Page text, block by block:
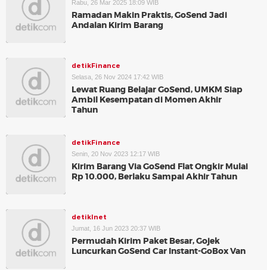
Rabu, 26 Mar 2025 18:09 WIB
Ramadan Makin Praktis, GoSend Jadi
Andalan Kirim Barang
detikFinance
Selasa, 26 Nov 2024 17:42 WIB
Lewat Ruang Belajar GoSend, UMKM Siap
Ambil Kesempatan di Momen Akhir
Tahun
detikFinance
Senin, 20 Nov 2023 12:17 WIB
Kirim Barang Via GoSend Flat Ongkir Mulai
Rp 10.000, Berlaku Sampai Akhir Tahun
detikInet
Jumat, 16 Jun 2023 20:37 WIB
Permudah Kirim Paket Besar, Gojek
Luncurkan GoSend Car Instant-GoBox Van